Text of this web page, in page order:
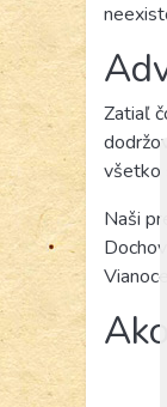
Zatiaľ
všetko
Naši